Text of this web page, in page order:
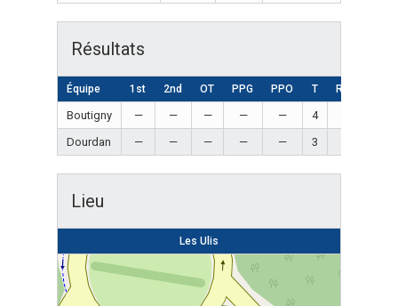
Résultats
Équipe 1st 2nd OT PPG PPO T Résultat
Boutigny — — — — — 4
Dourdan
— — — — — 3
Lieu
Les Ulis